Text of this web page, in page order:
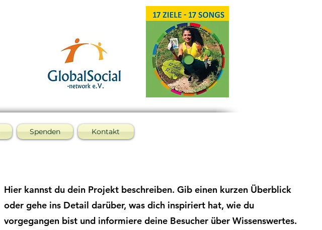
Spenden Kontakt
Hier kannst du dein Projekt beschreiben. Gib einen kurzen Überblick
oder gehe ins Detail darüber, was dich inspiriert hat, wie du
vorgegangen bist und informiere deine Besucher über Wissenswertes.